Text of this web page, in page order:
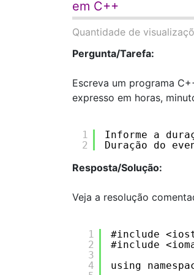
em C++
Quantidade de
Pergunta/Tarefa:
Escreva um programa
expresso em horas,
1
2
Informe a
Duração do
Resposta/Solução:
Veja a resolução
1
2
3
4
#include
#include
using